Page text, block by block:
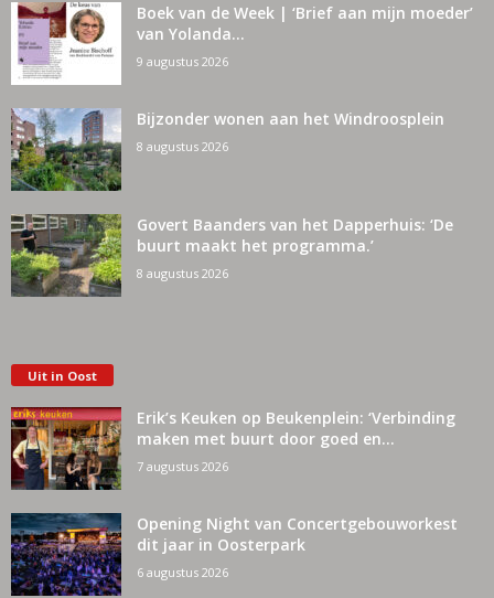
Boek van de Week | ‘Brief aan mijn moeder’
van Yolanda...
9 augustus 2026
Bijzonder wonen aan het Windroosplein
8 augustus 2026
Govert Baanders van het Dapperhuis: ‘De
buurt maakt het programma.’
8 augustus 2026
Uit in Oost
Erik’s Keuken op Beukenplein: ‘Verbinding
maken met buurt door goed en...
7 augustus 2026
Opening Night van Concertgebouworkest
dit jaar in Oosterpark
6 augustus 2026